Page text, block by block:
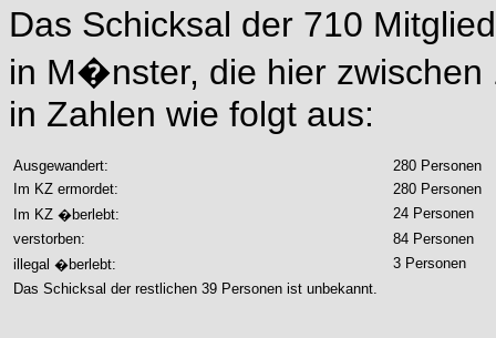
Das Schicksal der 710
in M�nster, die hier zwischen
in Zahlen wie folgt aus:
Ausgewandert:
280 Personen
Im KZ ermordet:
280 Personen
Im KZ �berlebt:
24 Personen
verstorben:
84 Personen
illegal �berlebt:
3 Personen
Das Schicksal der restlichen 39 Personen ist unbekannt.